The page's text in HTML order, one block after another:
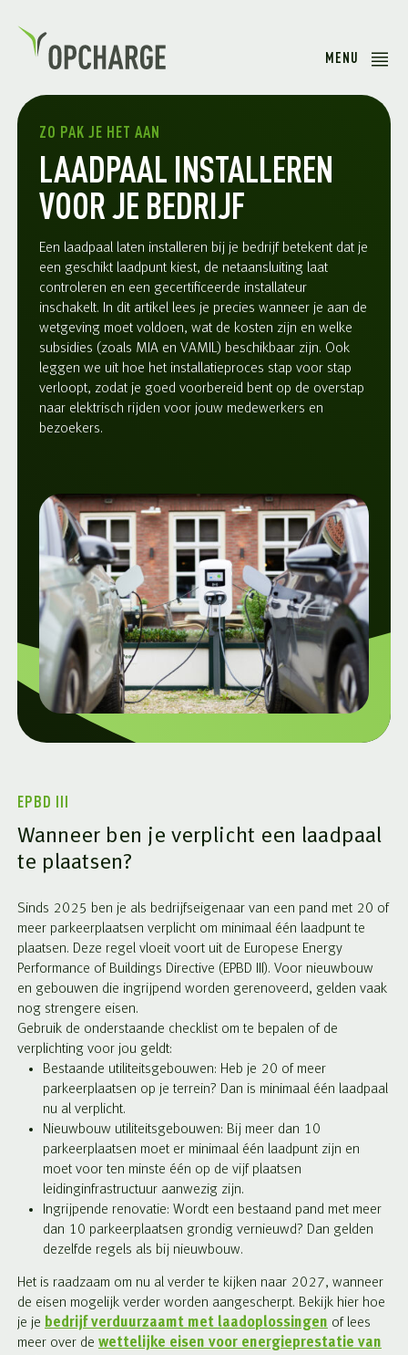
MENU
ZO PAK JE HET AAN
LAADPAAL INSTALLEREN
VOOR JE BEDRIJF
Een laadpaal laten installeren bij je bedrijf betekent dat je
een geschikt laadpunt kiest, de netaansluiting laat
controleren en een gecertificeerde installateur
inschakelt. In dit artikel lees je precies wanneer je aan de
wetgeving moet voldoen, wat de kosten zijn en welke
subsidies (zoals MIA en VAMIL) beschikbaar zijn. Ook
leggen we uit hoe het installatieproces stap voor stap
verloopt, zodat je goed voorbereid bent op de overstap
naar elektrisch rijden voor jouw medewerkers en
bezoekers.
EPBD III
Wanneer ben je verplicht een laadpaal
te plaatsen?
Sinds 2025 ben je als bedrijfseigenaar van een pand met 20 of
meer parkeerplaatsen verplicht om minimaal één laadpunt te
plaatsen. Deze regel vloeit voort uit de Europese Energy
Performance of Buildings Directive (EPBD III). Voor nieuwbouw
en gebouwen die ingrijpend worden gerenoveerd, gelden vaak
nog strengere eisen.
Gebruik de onderstaande checklist om te bepalen of de
verplichting voor jou geldt:
Bestaande utiliteitsgebouwen: Heb je 20 of meer
parkeerplaatsen op je terrein? Dan is minimaal één laadpaal
nu al verplicht.
Nieuwbouw utiliteitsgebouwen: Bij meer dan 10
parkeerplaatsen moet er minimaal één laadpunt zijn en
moet voor ten minste één op de vijf plaatsen
leidinginfrastructuur aanwezig zijn.
Ingrijpende renovatie: Wordt een bestaand pand met meer
dan 10 parkeerplaatsen grondig vernieuwd? Dan gelden
dezelfde regels als bij nieuwbouw.
Het is raadzaam om nu al verder te kijken naar 2027, wanneer
de eisen mogelijk verder worden aangescherpt. Bekijk hier hoe
je je bedrijf verduurzaamt met laadoplossingen of lees
meer over de wettelijke eisen voor energieprestatie van